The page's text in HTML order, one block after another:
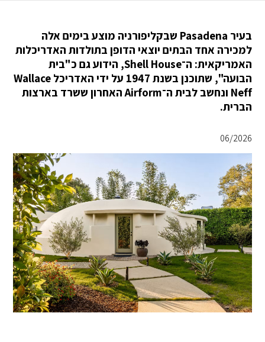
בעיר Pasadena שבקליפורניה מוצע בימים אלה
למכירה אחד הבתים יוצאי הדופן בתולדות האדריכלות
האמריקאית: ה־Shell House, הידוע גם כ"בית
הבועה", שתוכנן בשנת 1947 על ידי האדריכל Wallace
Neff ונחשב לבית ה־Airform האחרון ששרד בארצות
הברית.
06/2026